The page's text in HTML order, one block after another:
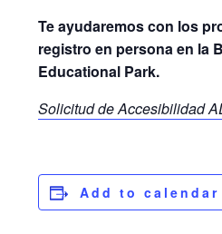
Te ayudaremos con los
registro en persona en la
Educational Park.
Solicitud de Accesibilidad
Add to calendar